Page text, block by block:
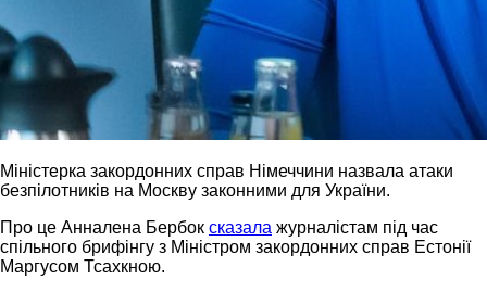
Міністерка закордонних справ Німеччини назвала атаки
безпілотників на Москву законними для України.
Про це Анналена Бербок сказала журналістам під час
спільного брифінгу з Міністром закордонних справ Естонії
Маргусом Тсахкною.